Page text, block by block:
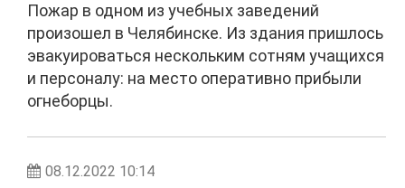
Пожар в одном из учебных заведений
произошел в Челябинске. Из здания пришлось
эвакуироваться нескольким сотням учащихся
и персоналу: на место оперативно прибыли
огнеборцы.
08.12.2022 10:14